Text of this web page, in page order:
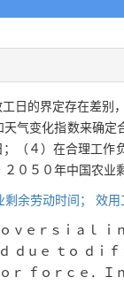
日的界定存在差别
天气变化指数来确定
；（ ４ ）在合理工作
２０５０年中国农业
剩余劳动时间； 效用
ｖｅｒｓｉａｌ
ｄｕｅ ｔｏ ｄｉ
ｏｒ ｆｏｒｃｅ．Ｉ